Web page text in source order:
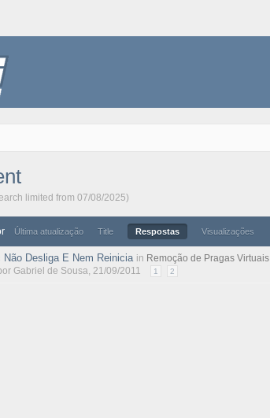
limited from 07/08/2025)
Última atualização Title Respostas Visualizações
Não Desliga E Nem Reinicia in Remoção de Pragas Virtuais
Gabriel de Sousa, 21/09/2011 1 2